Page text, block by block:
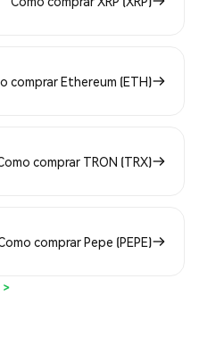
comprar Ethereum (ETH)
comprar TRON (TRX)
comprar Pepe (PEPE)